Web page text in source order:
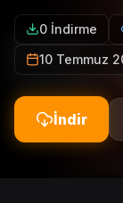
0 İndirme
10 Temmuz
İndir